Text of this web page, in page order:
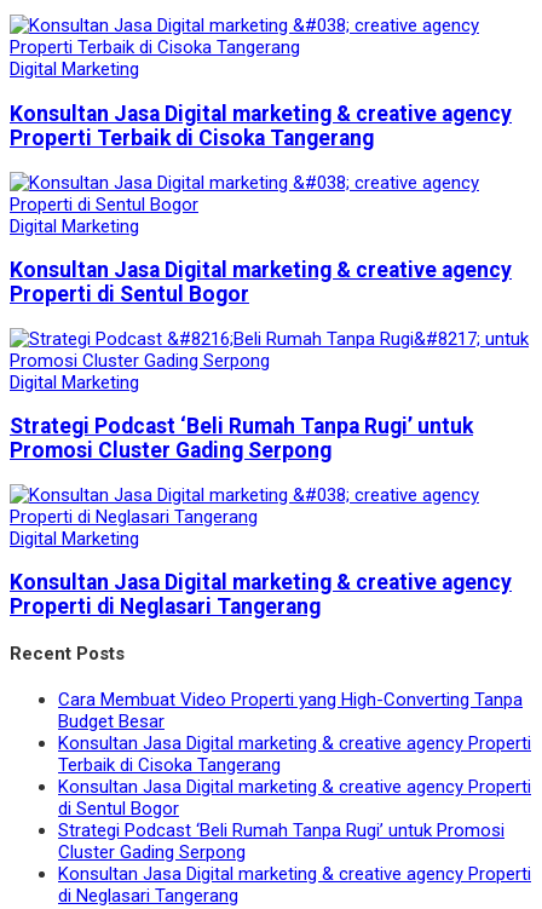
Digital Marketing
Konsultan Jasa Digital marketing & creative agency
Properti Terbaik di Cisoka Tangerang
Digital Marketing
Konsultan Jasa Digital marketing & creative agency
Properti di Sentul Bogor
Digital Marketing
Strategi Podcast ‘Beli Rumah Tanpa Rugi’ untuk
Promosi Cluster Gading Serpong
Digital Marketing
Konsultan Jasa Digital marketing & creative agency
Properti di Neglasari Tangerang
Recent Posts
Cara Membuat Video Properti yang High-Converting Tanpa
Budget Besar
Konsultan Jasa Digital marketing & creative agency Properti
Terbaik di Cisoka Tangerang
Konsultan Jasa Digital marketing & creative agency Properti
di Sentul Bogor
Strategi Podcast ‘Beli Rumah Tanpa Rugi’ untuk Promosi
Cluster Gading Serpong
Konsultan Jasa Digital marketing & creative agency Properti
di Neglasari Tangerang